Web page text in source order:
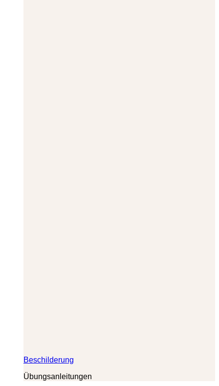
Beschilderung
Übungsanleitungen